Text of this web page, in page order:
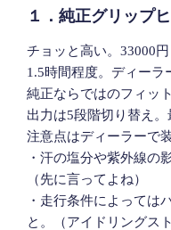
１．純正グリップ
チョッと高い。33000
1.5時間程度。ディーラ
純正ならではのフィット
出力は5段階切り替え。
注意点はディーラーで
・汗の塩分や紫外線の
（先に言ってよね）
・走行条件によっては
と。（アイドリングス